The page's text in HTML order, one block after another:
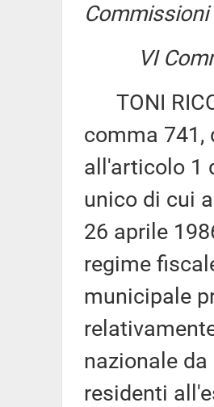
Commissioni
VI
TONI
comma 741,
all'articolo 1
unico di cui
26 aprile
regime
municipale
nazionale
residenti